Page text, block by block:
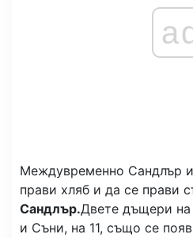
Междувременно Сандлър
прави хляб и да се прави
Сандлър.Двете дъщери на
и Съни, на 11, също се